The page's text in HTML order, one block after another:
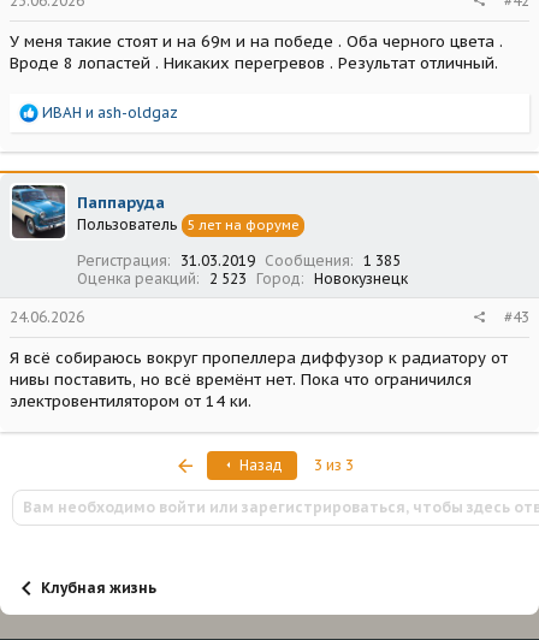
У меня такие стоят и на 69м и на победе . Оба черного цвета .
Вроде 8 лопастей . Никаких перегревов . Результат отличный.
Р
а
к
ц
и
и
ИВАН и ash-oldgaz
Паппаруда
Пользователь 5 лет на форуме
Регистрация 31.03.2019 Сообщения
1 385
Оценка реакций
2 523 Город Новокузнецк
24.06.2026 #43
Я всё собираюсь вокруг пропеллера диффузор к радиатору от
нивы поставить, но всё времёнт нет. Пока что ограничился
электровентилятором от 14 ки.
ПервыйНазад 3 из 3
Вам необходимо войти или зарегистрироваться, чтобы здесь
Клубная жизнь